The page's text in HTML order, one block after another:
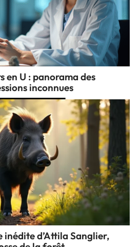
en U : panorama des
inconnues
inédite d’Attila Sanglier,